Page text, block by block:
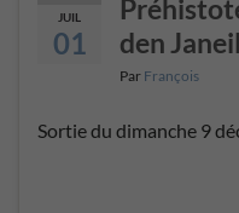
JUIL
01
den Janeil
Par François
Sortie du dimanche 9